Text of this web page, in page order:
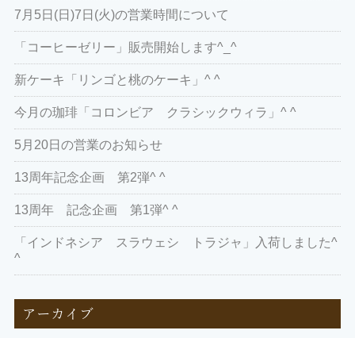
7月5日(日)7日(火)の営業時間について
「コーヒーゼリー」販売開始します^_^
新ケーキ「リンゴと桃のケーキ」^ ^
今月の珈琲「コロンビア クラシックウィラ」^ ^
5月20日の営業のお知らせ
13周年記念企画 第2弾^ ^
13周年 記念企画 第1弾^ ^
「インドネシア スラウェシ トラジャ」入荷しました^
^
アーカイブ